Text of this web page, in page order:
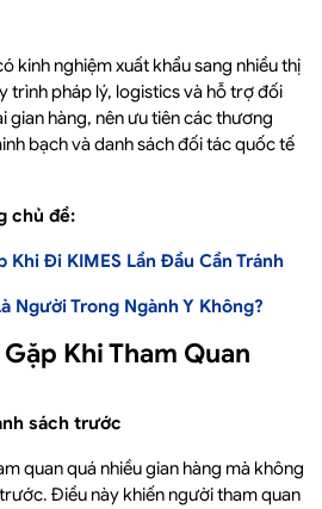
kinh nghiệm xuất khẩu sang nhiều thị
trình pháp lý, logistics và hỗ trợ đối
gian hàng, nên ưu tiên các thương
bạch và danh sách đối tác quốc tế
chủ đề:
Khi Đi KIMES Lần Đầu Cần Tránh
Người Trong Ngành Y Không?
Khi Tham Quan
sách trước
quan quá nhiều gian hàng mà không
Điều này khiến người tham quan